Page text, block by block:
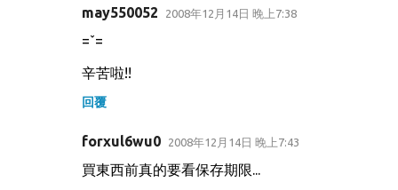
may550052 2008年12月14日 晚上7:38
=ˇ=
辛苦啦!!
回覆
forxul6wu0 2008年12月14日 晚上7:43
買東西前真的要看保存期限...